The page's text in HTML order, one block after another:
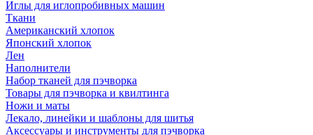
Иглы для иглопробивных машин
Ткани
Американский хлопок
Японский хлопок
Лен
Наполнители
Набор тканей для пэчворка
Товары для пэчворка и квилтинга
Ножи и маты
Лекало, линейки и шаблоны для шитья
Аксессуары и инструменты для пэчворка